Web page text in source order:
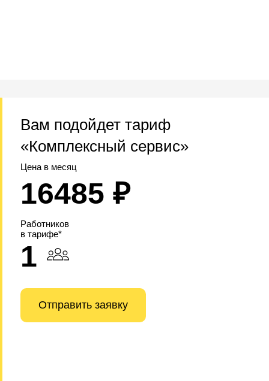
Вам подойдет тариф
«Комплексный сервис»
Цена в месяц
16485 ₽
Работников
в тарифе*
1
Отправить заявку